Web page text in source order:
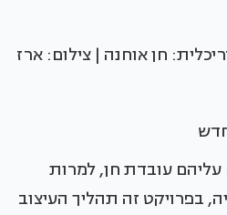
חן אוחנה | צילום: ארז
עליהם עובדת חן, למרות
בפרויקט זה תהליך העיצוב